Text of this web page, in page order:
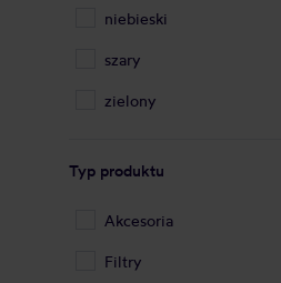
niebieski
szary
zielony
Typ produktu
Akcesoria
Filtry